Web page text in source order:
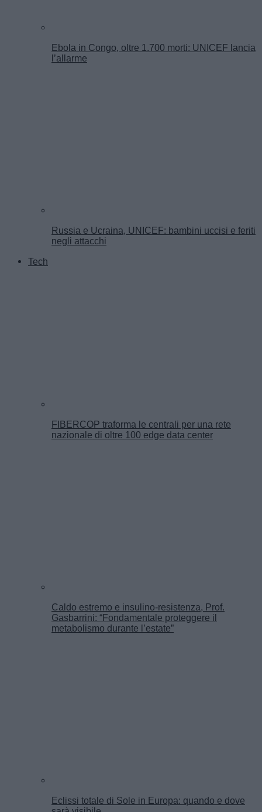
Ebola in Congo, oltre 1.700 morti: UNICEF lancia
l’allarme
Russia e Ucraina, UNICEF: bambini uccisi e feriti
negli attacchi
Tech
FIBERCOP traforma le centrali per una rete
nazionale di oltre 100 edge data center
Caldo estremo e insulino-resistenza, Prof.
Gasbarrini: “Fondamentale proteggere il
metabolismo durante l’estate”
Eclissi totale di Sole in Europa: quando e dove